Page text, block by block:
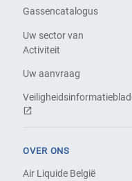
Gassencatalogus
Uw sector van
Activiteit
Uw aanvraag
OVER ONS
Air Liquide België